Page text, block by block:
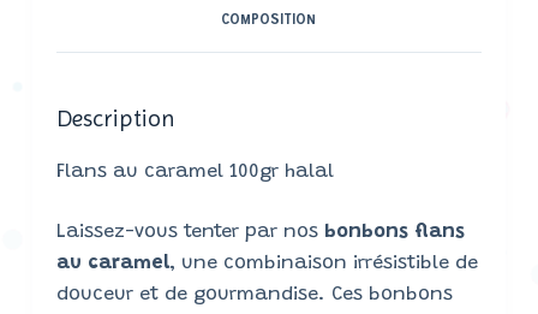
COMPOSITION
Description
Flans au caramel 100gr halal
Laissez-vous tenter par nos bonbons flans
au caramel, une combinaison irrésistible de
douceur et de gourmandise. Ces bonbons